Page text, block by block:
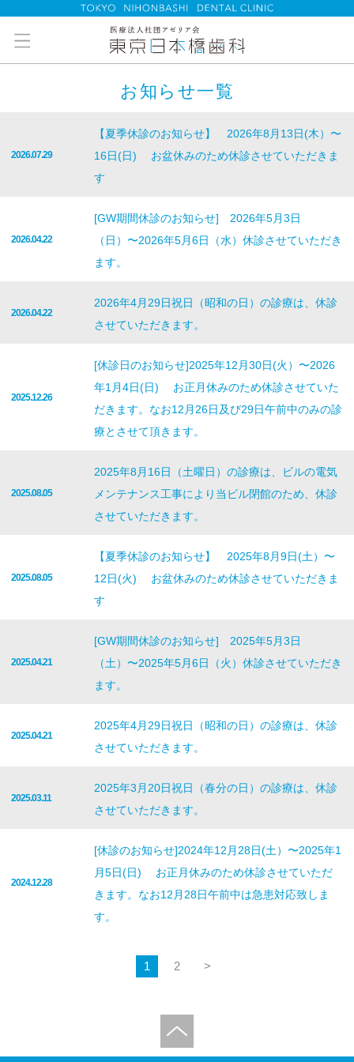
お知らせ一覧
2026.07.29
【夏季休診のお知らせ】 2026年8月13日(木）〜
16日(日) お盆休みのため休診させていただきま
す
2026.04.22
[GW期間休診のお知らせ] 2026年5月3日
（日）〜2026年5月6日（水）休診させていただき
ます。
2026.04.22
2026年4月29日祝日（昭和の日）の診療は、休診
させていただきます。
2025.12.26
[休診日のお知らせ]2025年12月30日(火）〜2026
年1月4日(日) お正月休みのため休診させていた
だきます。なお12月26日及び29日午前中のみの診
療とさせて頂きます。
2025.08.05
2025年8月16日（土曜日）の診療は、ビルの電気
メンテナンス工事により当ビル閉館のため、休診
させていただきます。
2025.08.05
【夏季休診のお知らせ】 2025年8月9日(土）〜
12日(火) お盆休みのため休診させていただきま
す
2025.04.21
[GW期間休診のお知らせ] 2025年5月3日
（土）〜2025年5月6日（火）休診させていただき
ます。
2025.04.21
2025年4月29日祝日（昭和の日）の診療は、休診
させていただきます。
2025.03.11
2025年3月20日祝日（春分の日）の診療は、休診
させていただきます。
2024.12.28
[休診のお知らせ]2024年12月28日(土）〜2025年1
月5日(日) お正月休みのため休診させていただ
きます。なお12月28日午前中は急患対応致しま
す。
1 2 >